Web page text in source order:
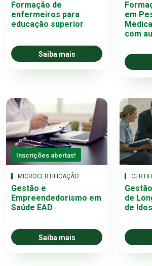
Formação de
enfermeiros para
educação superior
Saiba mais
em
com
Inscrições abertas!
MICROCERTIFICAÇÃO
Gestão e
Empreendedorismo em
Saúde EAD
Saiba mais
de
de